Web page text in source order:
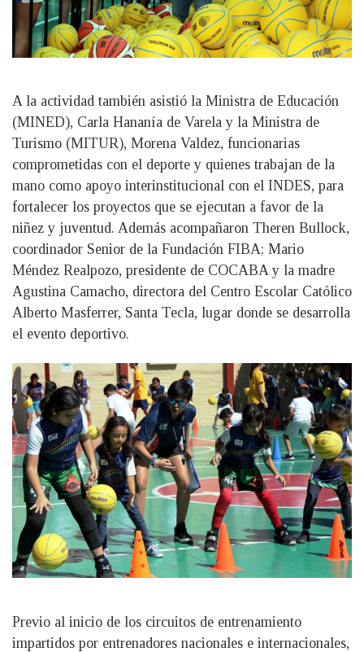
A la actividad también asistió la Ministra de Educación
(MINED), Carla Hananía de Varela y la Ministra de
Turismo (MITUR), Morena Valdez, funcionarias
comprometidas con el deporte y quienes trabajan de la
mano como apoyo interinstitucional con el INDES, para
fortalecer los proyectos que se ejecutan a favor de la
niñez y juventud. Además acompañaron Theren Bullock,
coordinador Senior de la Fundación FIBA; Mario
Méndez Realpozo, presidente de COCABA y la madre
Agustina Camacho, directora del Centro Escolar Católico
Alberto Masferrer, Santa Tecla, lugar donde se desarrolla
el evento deportivo.
Previo al inicio de los circuitos de entrenamiento
impartidos por entrenadores nacionales e internacionales,